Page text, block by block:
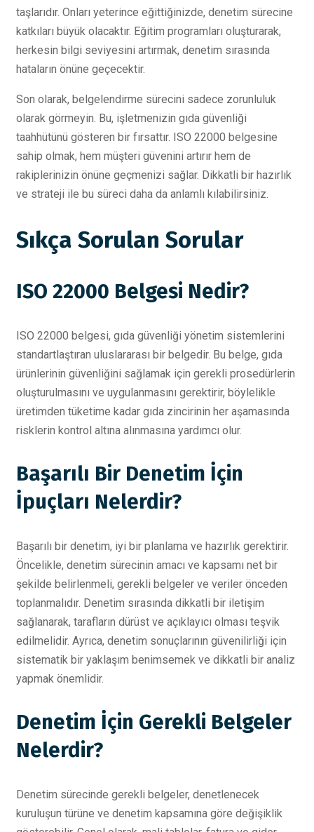
taşlarıdır. Onları yeterince eğittiğinizde, denetim sürecine
katkıları büyük olacaktır. Eğitim programları oluşturarak,
herkesin bilgi seviyesini artırmak, denetim sırasında
hataların önüne geçecektir.
Son olarak, belgelendirme sürecini sadece zorunluluk
olarak görmeyin. Bu, işletmenizin gıda güvenliği
taahhütünü gösteren bir fırsattır. ISO 22000 belgesine
sahip olmak, hem müşteri güvenini artırır hem de
rakiplerinizin önüne geçmenizi sağlar. Dikkatli bir hazırlık
ve strateji ile bu süreci daha da anlamlı kılabilirsiniz.
Sıkça Sorulan Sorular
ISO 22000 Belgesi Nedir?
ISO 22000 belgesi, gıda güvenliği yönetim sistemlerini
standartlaştıran uluslararası bir belgedir. Bu belge, gıda
ürünlerinin güvenliğini sağlamak için gerekli prosedürlerin
oluşturulmasını ve uygulanmasını gerektirir, böylelikle
üretimden tüketime kadar gıda zincirinin her aşamasında
risklerin kontrol altına alınmasına yardımcı olur.
Başarılı Bir Denetim İçin
İpuçları Nelerdir?
Başarılı bir denetim, iyi bir planlama ve hazırlık gerektirir.
Öncelikle, denetim sürecinin amacı ve kapsamı net bir
şekilde belirlenmeli, gerekli belgeler ve veriler önceden
toplanmalıdır. Denetim sırasında dikkatli bir iletişim
sağlanarak, tarafların dürüst ve açıklayıcı olması teşvik
edilmelidir. Ayrıca, denetim sonuçlarının güvenilirliği için
sistematik bir yaklaşım benimsemek ve dikkatli bir analiz
yapmak önemlidir.
Denetim İçin Gerekli Belgeler
Nelerdir?
Denetim sürecinde gerekli belgeler, denetlenecek
kuruluşun türüne ve denetim kapsamına göre değişiklik